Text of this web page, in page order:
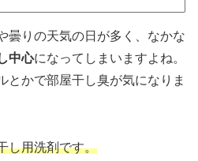
曇りの天気の日が多く、なかな
中心になってしまいますよね。
とかで部屋干し臭が気になりま
し用洗剤です。